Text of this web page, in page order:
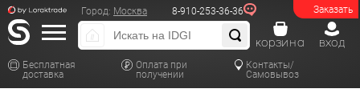
Заказать
Город: Москва 8-910-253-36-36
Бесплатная
доставка
Оплата при
получении
Контакты/
Самовывоз
вход
корзина